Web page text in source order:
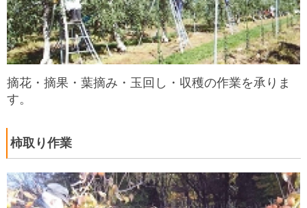
摘花・摘果・葉摘み・玉回し・収穫の作業を承りま
す。
柿取り作業